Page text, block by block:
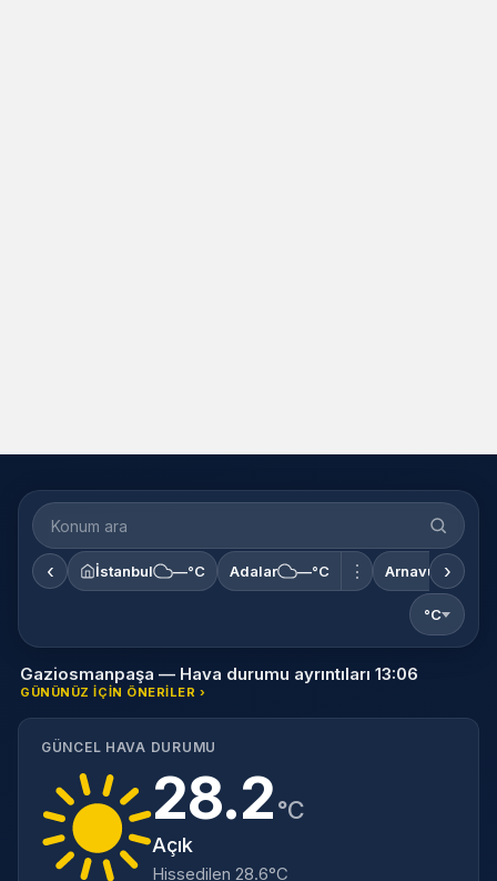
‹ İstanbul —°C Adalar —°C ⋮ Arnavutköy
›
°C
Gaziosmanpaşa — Hava durumu ayrıntıları 13:06
GÜNÜNÜZ IÇIN ÖNERILER ›
GÜNCEL HAVA DURUMU
28.2°C
Açık
Hissedilen 28.6°C